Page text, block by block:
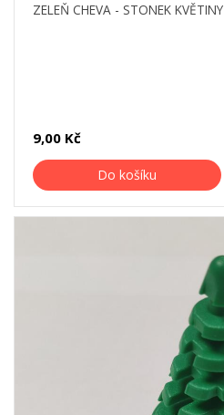
ZELEŇ CHEVA - STONEK KVĚTINY
9,00 Kč
Do košíku